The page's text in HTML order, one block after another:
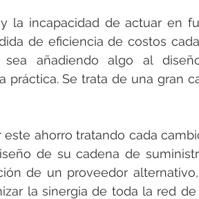
la incapacidad de actuar en
de eficiencia de costos
añadiendo algo al
práctica. Se trata de una gran
ahorro tratando cada
de su cadena de
de un proveedor
la sinergia de toda la red